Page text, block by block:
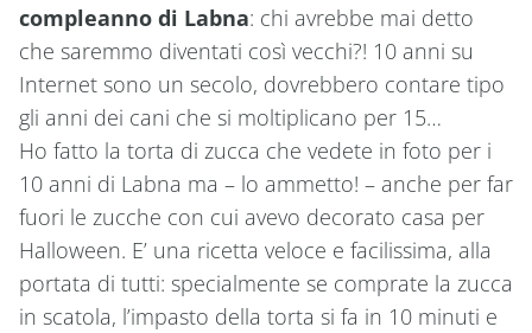
compleanno di Labna: chi avrebbe mai detto
che saremmo diventati così vecchi?! 10 anni su
Internet sono un secolo, dovrebbero contare tipo
gli anni dei cani che si moltiplicano per 15…
Ho fatto la torta di zucca che vedete in foto per i
10 anni di Labna ma – lo ammetto! – anche per far
fuori le zucche con cui avevo decorato casa per
Halloween. E’ una ricetta veloce e facilissima, alla
portata di tutti: specialmente se comprate la zucca
in scatola, l’impasto della torta si fa in 10 minuti e